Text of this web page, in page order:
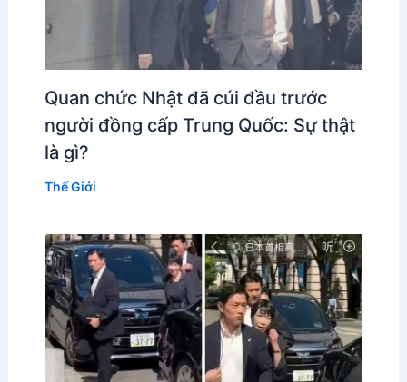
Quan chức Nhật đã cúi đầu trước
người đồng cấp Trung Quốc: Sự thật
là gì?
Thế Giới